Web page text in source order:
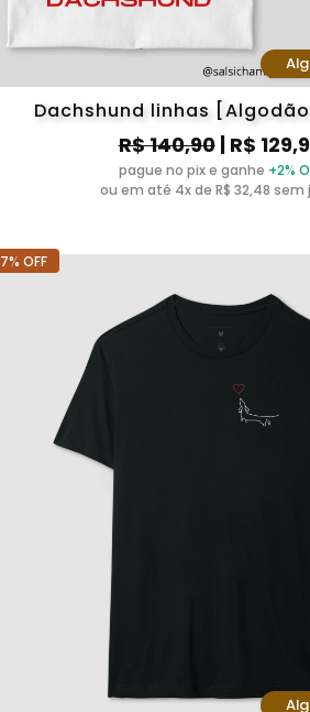
Dachshund linhas
R$ 140,90| R$
pague no pix e ganhe +2%
ou em até 4x de R$ 32,48 sem
7% OFF